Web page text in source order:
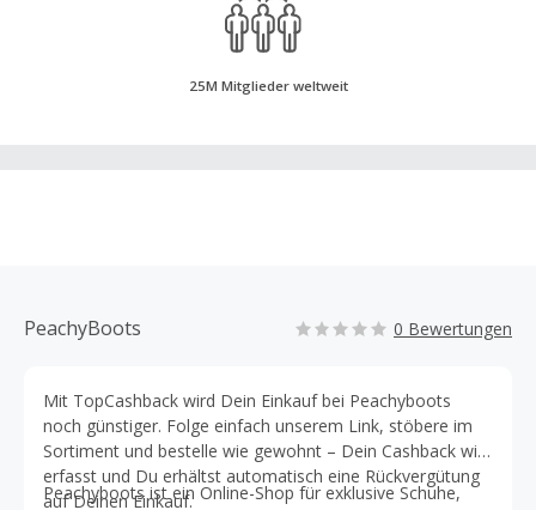
25M Mitglieder weltweit
PeachyBoots 0 Bewertungen
Mit TopCashback wird Dein Einkauf bei Peachyboots
noch günstiger. Folge einfach unserem Link, stöbere im
Sortiment und bestelle wie gewohnt – Dein Cashback wird
erfasst und Du erhältst automatisch eine Rückvergütung
auf Deinen Einkauf.
Peachyboots ist ein Online-Shop für exklusive Schuhe,